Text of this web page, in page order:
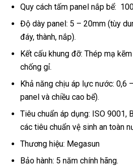
Quy cách tấm panel nắp bể:
Độ dày panel: 5 – 20mm (tùy
đáy, thành, nắp).
Kết cấu khung đỡ: Thép mạ
chống gỉ.
Khả năng chịu áp lực nước: 0,6
panel và chiều cao bể).
Tiêu chuẩn áp dụng: ISO 9001,
các tiêu chuẩn vệ sinh an toàn
Thương hiệu: Megasun
Bảo hành: 5 năm chính hãng.